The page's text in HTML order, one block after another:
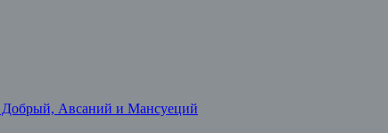
Авсаний и Мансуеций